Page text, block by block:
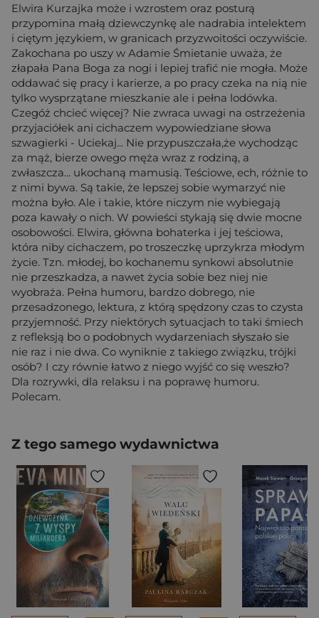
Elwira Kurzajka może i wzrostem oraz posturą
przypomina małą dziewczynkę ale nadrabia intelektem
i ciętym językiem, w granicach przyzwoitości oczywiście.
Zakochana po uszy w Adamie Śmietanie uważa, że
złapała Pana Boga za nogi i lepiej trafić nie mogła. Może
oddawać się pracy i karierze, a po pracy czeka na nią nie
tylko wysprzątane mieszkanie ale i pełna lodówka.
Czegóż chcieć więcej? Nie zwraca uwagi na ostrzeżenia
przyjaciółek ani cichaczem wypowiedziane słowa
szwagierki - Uciekaj... Nie przypuszczała,że wychodząc
za mąż, bierze owego męża wraz z rodziną, a
zwłaszcza... ukochaną mamusią. Teściowe, ech, różnie to
z nimi bywa. Są takie, że lepszej sobie wymarzyć nie
można było. Ale i takie, które niczym nie wybiegają
poza kawały o nich. W powieści stykają się dwie mocne
osobowości. Elwira, główna bohaterka i jej teściowa,
która niby cichaczem, po troszeczkę uprzykrza młodym
życie. Tzn. młodej, bo kochanemu synkowi absolutnie
nie przeszkadza, a nawet życia sobie bez niej nie
wyobraża. Pełna humoru, bardzo dobrego, nie
przesadzonego, lektura, z którą spędzony czas to czysta
przyjemność. Przy niektórych sytuacjach to taki śmiech
z refleksją bo o podobnych wydarzeniach słyszało sie
nie raz i nie dwa. Co wyniknie z takiego związku, trójki
osób? I czy równie łatwo z niego wyjść co się weszło?
Dla rozrywki, dla relaksu i na poprawę humoru.
Polecam.
Z tego samego wydawnictwa